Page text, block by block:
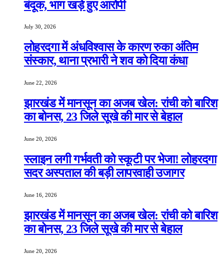
बंदूक, भाग खड़े हुए आरोपी
July 30, 2026
लोहरदगा में अंधविश्वास के कारण रुका अंतिम
संस्कार, थाना प्रभारी ने शव को दिया कंधा
June 22, 2026
झारखंड में मानसून का अजब खेल: रांची को बारिश
का बोनस, 23 जिले सूखे की मार से बेहाल
June 20, 2026
स्लाइन लगी गर्भवती को स्कूटी पर भेजा! लोहरदगा
सदर अस्पताल की बड़ी लापरवाही उजागर
June 16, 2026
झारखंड में मानसून का अजब खेल: रांची को बारिश
का बोनस, 23 जिले सूखे की मार से बेहाल
June 20, 2026